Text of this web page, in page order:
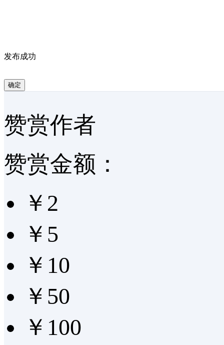
发布成功
确定
赞赏作者
赞赏金额：
￥2
￥5
￥10
￥50
￥100